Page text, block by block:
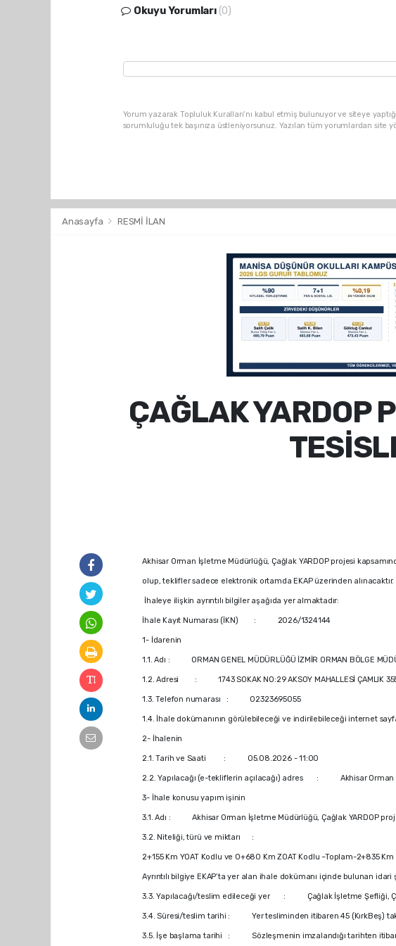
Okuyu Yorumları (0)
Yorum yazarak Topluluk Kuralları’nı kabul etmiş bulunuyor ve siteye
sorumluluğu tek başınıza üstleniyorsunuz. Yazılan tüm yorumlardan
Anasayfa RESMİ İLAN
ÇAĞLAK YARDOP
Akhisar Orman İşletme Müdürlüğü, Çağlak YARDOP projesi
olup, teklifler sadece elektronik ortamda EKAP üzerinden alınacaktır.
İhaleye ilişkin ayrıntılı bilgiler aşağıda yer almaktadır:
İhale Kayıt Numarası (İKN) : 2026/1324144
1- İdarenin
1.1. Adı : ORMAN GENEL MÜDÜRLÜĞÜ İZMİR ORMAN BÖLGE
1.2. Adresi : 1743 SOKAK NO:29 AKSOY MAHALLESİ ÇAMLIK
1.3. Telefon numarası : 02323695055
1.4. İhale dokümanının görülebileceği ve indirilebileceği
2- İhalenin
2.1. Tarih ve Saati : 05.08.2026 - 11:00
2.2. Yapılacağı (e-tekliflerin açılacağı) adres : Akhisar Orman
3- İhale konusu yapım işinin
3.1. Adı : Akhisar Orman İşletme Müdürlüğü, Çağlak YARDOP
3.2. Niteliği, türü ve miktarı :
2+155 Km YOAT Kodlu ve 0+680 Km ZOAT Kodlu –Toplam-2+835 Km
Ayrıntılı bilgiye EKAP’ta yer alan ihale dokümanı içinde bulunan
3.3. Yapılacağı/teslim edileceği yer : Çağlak İşletme Şefliği,
3.4. Süresi/teslim tarihi : Yer tesliminden itibaren 45 (KırkBeş)
3.5. İşe başlama tarihi : Sözleşmenin imzalandığı tarihten